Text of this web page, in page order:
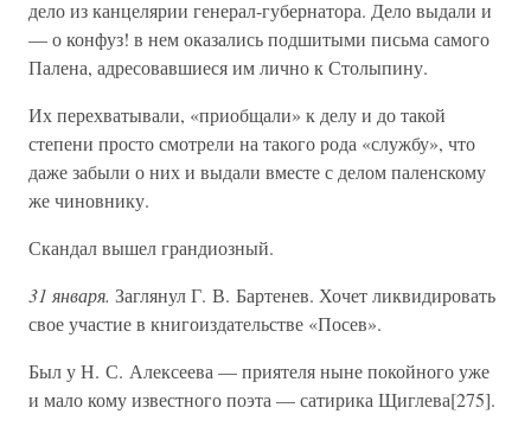
дело из канцелярии генерал-губернатора. Дело выдали и
— о конфуз! в нем оказались подшитыми письма самого
Палена, адресовавшиеся им лично к Столыпину.
Их перехватывали, «приобщали» к делу и до такой
степени просто смотрели на такого рода «службу», что
даже забыли о них и выдали вместе с делом паленскому
же чиновнику.
Скандал вышел грандиозный.
31 января. Заглянул Г. В. Бартенев. Хочет ликвидировать
свое участие в книгоиздательстве «Посев».
Был у Н. С. Алексеева — приятеля ныне покойного уже
и мало кому известного поэта — сатирика Щиглева[275].